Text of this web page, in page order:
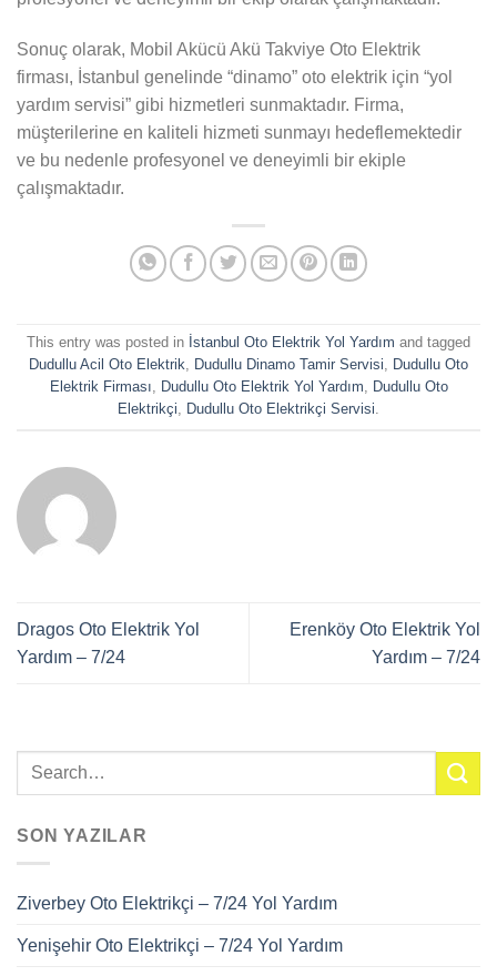
Sonuç olarak, Mobil Akücü Akü Takviye Oto Elektrik
firması, İstanbul genelinde “dinamo” oto elektrik için “yol
yardım servisi” gibi hizmetleri sunmaktadır. Firma,
müşterilerine en kaliteli hizmeti sunmayı hedeflemektedir
ve bu nedenle profesyonel ve deneyimli bir ekiple
çalışmaktadır.
This entry was posted in İstanbul Oto Elektrik Yol Yardım and tagged
Dudullu Acil Oto Elektrik
Dudullu Dinamo Tamir Servisi
Dudullu Oto
Elektrik Firması
Dudullu Oto Elektrik Yol Yardım
Dudullu Oto
Elektrikçi
Dudullu Oto Elektrikçi Servisi
Dragos Oto Elektrik Yol
Yardım – 7/24
Erenköy Oto Elektrik Yol
Yardım – 7/24
SON YAZILAR
Ziverbey Oto Elektrikçi – 7/24 Yol Yardım
Yenişehir Oto Elektrikçi – 7/24 Yol Yardım